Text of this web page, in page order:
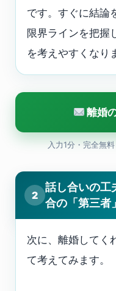
です。すぐに結論
限界ラインを把握
を考えやすくなり
離婚
入力1分・完全無
2
話し合いの工
合の「第三者
次に、離婚してく
て考えてみます。